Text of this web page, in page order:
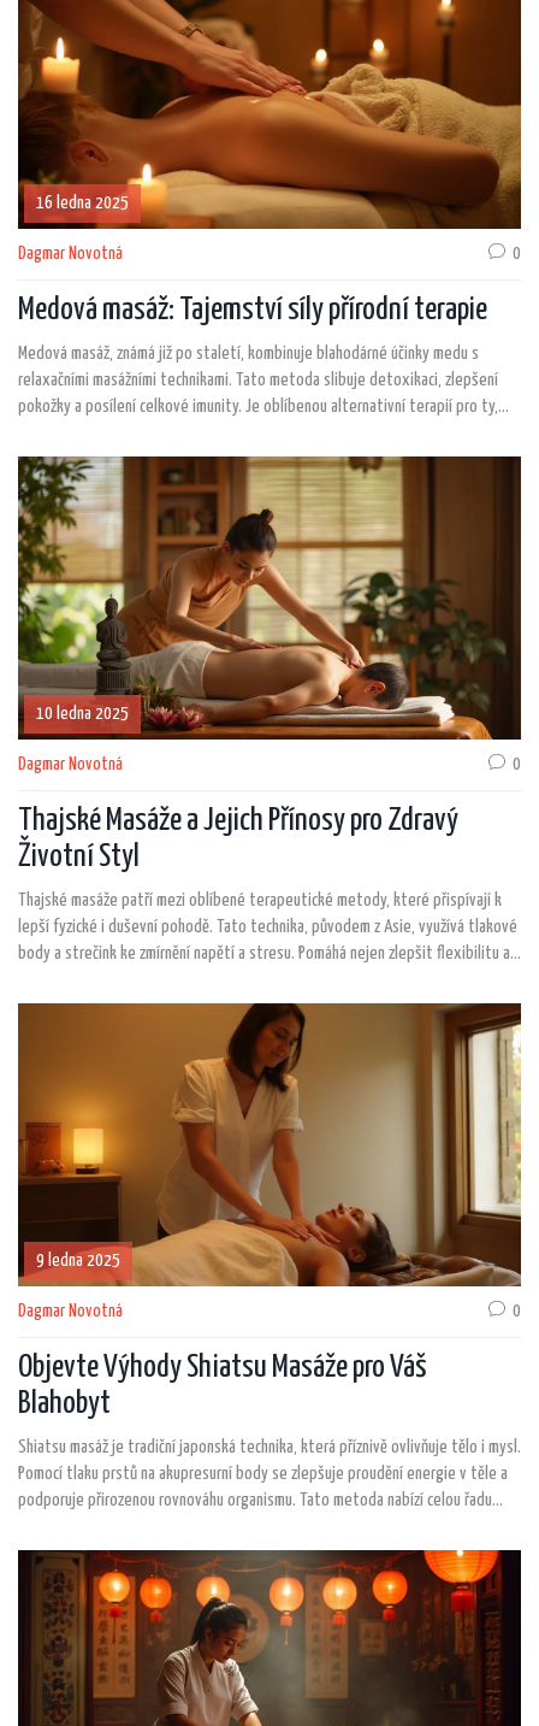
16 ledna 2025
Dagmar Novotná 0
Medová masáž: Tajemství síly přírodní terapie
Medová masáž, známá již po staletí, kombinuje blahodárné účinky medu s
relaxačními masážními technikami. Tato metoda slibuje detoxikaci, zlepšení
pokožky a posílení celkové imunity. Je oblíbenou alternativní terapií pro ty,
terapie je nejen kvalita použitého medu, ale i zkušenost maséra.
10 ledna 2025
Dagmar Novotná 0
Thajské Masáže a Jejich Přínosy pro Zdravý
Životní Styl
Thajské masáže patří mezi oblíbené terapeutické metody, které přispívají k
lepší fyzické i duševní pohodě. Tato technika, původem z Asie, využívá tlakové
body a strečink ke zmírnění napětí a stresu. Pomáhá nejen zlepšit flexibilitu a
ty, kteří hledají cestu ke zdravému životnímu stylu, může být pravidelná
9 ledna 2025
Dagmar Novotná 0
Objevte Výhody Shiatsu Masáže pro Váš
Blahobyt
Shiatsu masáž je tradiční japonská technika, která příznivě ovlivňuje tělo i mysl.
Pomocí tlaku prstů na akupresurní body se zlepšuje proudění energie v těle a
podporuje přirozenou rovnováhu organismu. Tato metoda nabízí celou řadu
neinvazivní povaze ji mohou vyzkoušet i lidé, kteří hledají alternativní způsoby
péče o zdraví.